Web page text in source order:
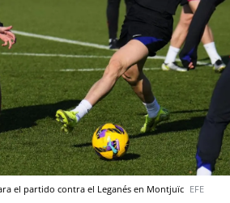
el partido contra el Leganés en Montjuïc EFE